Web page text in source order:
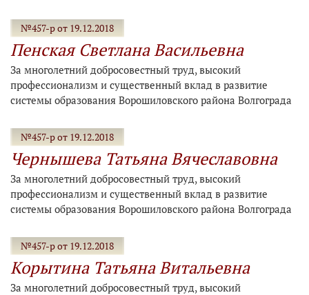
№457-р от 19.12.2018
Пенская Светлана Васильевна
За многолетний добросовестный труд, высокий
профессионализм и существенный вклад в развитие
системы образования Ворошиловского района Волгограда
№457-р от 19.12.2018
Чернышева Татьяна Вячеславовна
За многолетний добросовестный труд, высокий
профессионализм и существенный вклад в развитие
системы образования Ворошиловского района Волгограда
№457-р от 19.12.2018
Корытина Татьяна Витальевна
За многолетний добросовестный труд, высокий